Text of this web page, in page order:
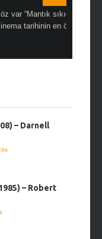
Alfred
ve biricik ...
– Darnell
– Robert